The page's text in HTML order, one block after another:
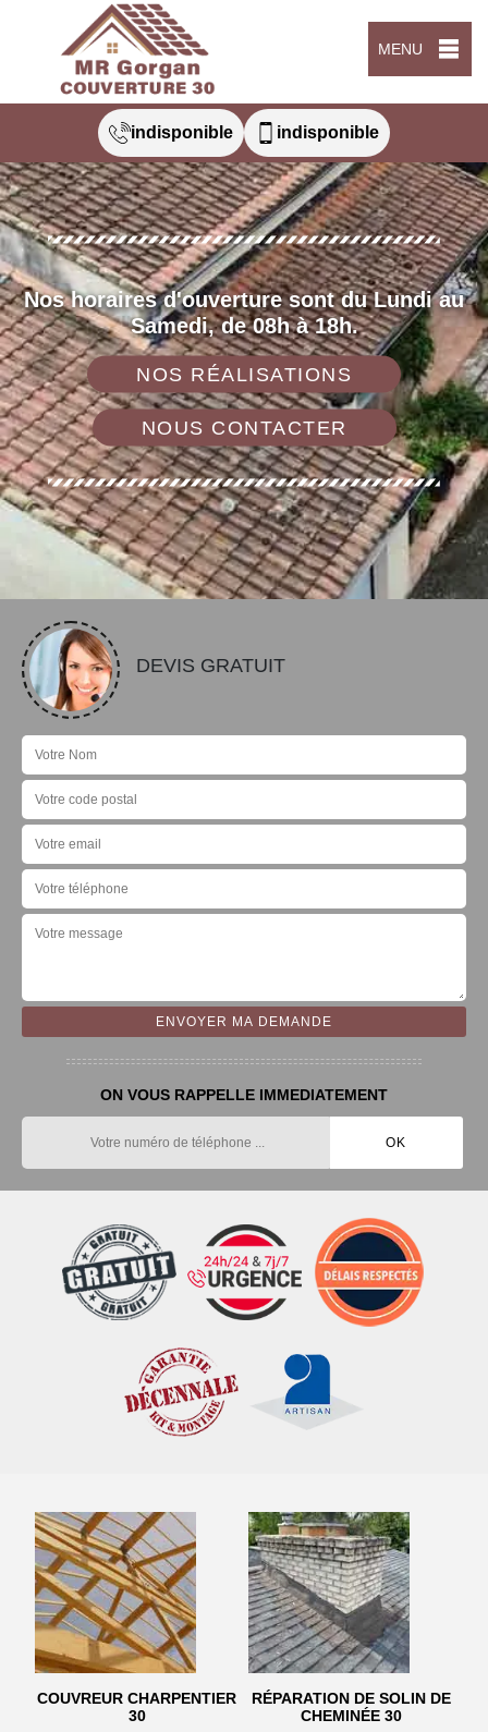
MENU
indisponible indisponible
Nos horaires d'ouverture sont du Lundi au
Samedi, de 08h à 18h.
NOS RÉALISATIONS
NOUS CONTACTER
DEVIS GRATUIT
ON VOUS RAPPELLE IMMEDIATEMENT
COUVREUR CHARPENTIER
30
RÉPARATION DE SOLIN DE
CHEMINÉE 30